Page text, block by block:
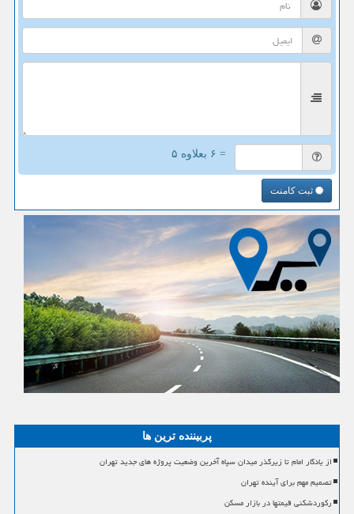
= ۶ بعلاوه ۵
ثبت کامنت
پربیننده ترین ها
از یادگار امام تا زیرگذر میدان سپاه آخرین وضعیت پروژه های جدید تهران
تصمیم مهم برای آینده تهران
رکوردشکنی قیمتها در بازار مسکن